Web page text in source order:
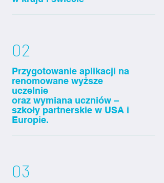
02
Przygotowanie aplikacji na
renomowane wyższe
uczelnie
oraz wymiana uczniów –
szkoły partnerskie w USA i
Europie.
03